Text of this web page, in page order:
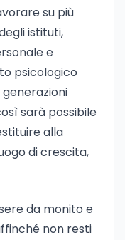
su più
istituti,
e
psicologico
sarà possibile
alla
di crescita,
da monito e
non resti